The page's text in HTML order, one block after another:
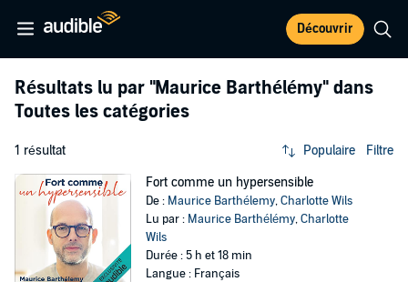
Découvrir
Résultats lu par "Maurice Barthélémy" dans
Toutes les catégories
1 résultat Populaire Filtre
Fort comme un hypersensible
De : Maurice Barthélemy,Charlotte Wils
Lu par : Maurice Barthélémy,Charlotte
Wils
Durée : 5 h et 18 min
Langue : Français